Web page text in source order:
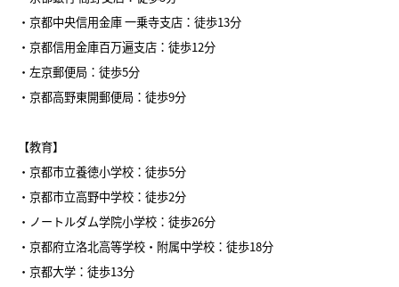
・京都中央信用金庫 一乗寺支店：徒歩13分
・京都信用金庫百万遍支店：徒歩12分
・左京郵便局：徒歩5分
・京都高野東開郵便局：徒歩9分
【教育】
・京都市立養徳小学校：徒歩5分
・京都市立高野中学校：徒歩2分
・ノートルダム学院小学校：徒歩26分
・京都府立洛北高等学校・附属中学校：徒歩18分
・京都大学：徒歩13分